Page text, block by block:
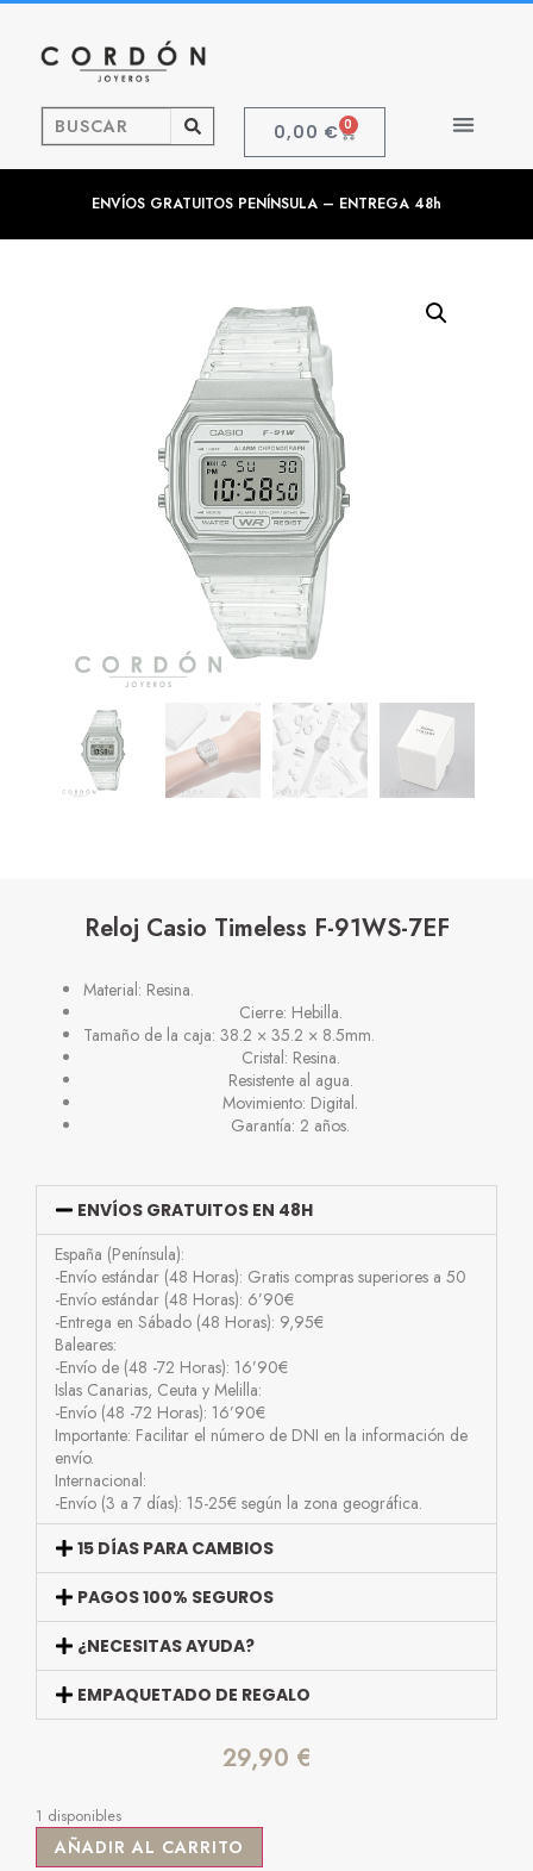
0,00 € 0
ENVÍOS GRATUITOS PENÍNSULA – ENTREGA 48h
Reloj Casio Timeless F-91WS-7EF
Material: Resina.
Cierre: Hebilla.
Tamaño de la caja: 38.2 × 35.2 × 8.5mm.
Cristal: Resina.
Resistente al agua.
Movimiento: Digital.
Garantía: 2 años.
ENVÍOS GRATUITOS EN 48H
España (Península):
-Envío estándar (48 Horas): Gratis compras superiores a 50
-Envío estándar (48 Horas): 6’90€
-Entrega en Sábado (48 Horas): 9,95€
Baleares:
-Envío de (48 -72 Horas): 16’90€
Islas Canarias, Ceuta y Melilla:
-Envío (48 -72 Horas): 16’90€
Importante: Facilitar el número de DNI en la información de
envío.
Internacional:
-Envío (3 a 7 días): 15-25€ según la zona geográfica.
15 DÍAS PARA CAMBIOS
PAGOS 100% SEGUROS
¿NECESITAS AYUDA?
EMPAQUETADO DE REGALO
29,90 €
1 disponibles
AÑADIR AL CARRITO